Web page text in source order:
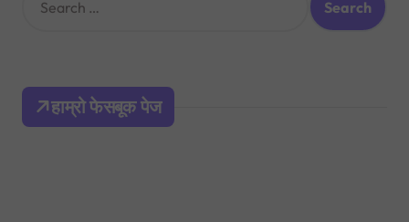
h
o
हाम्रो फेसबूक पेज